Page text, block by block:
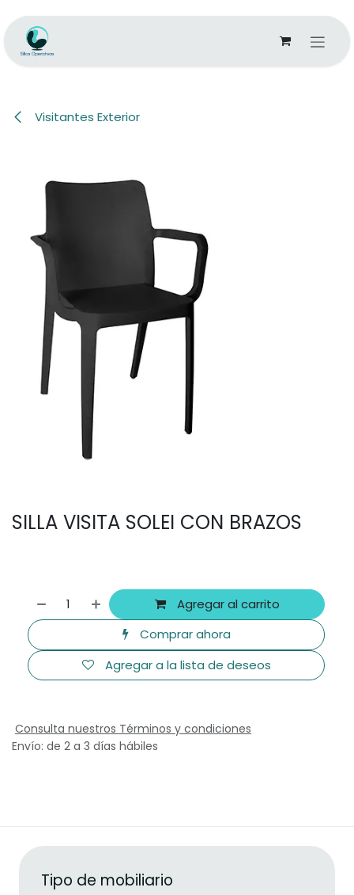
Visitantes Exterior
SILLA VISITA SOLEI CON BRAZOS
Agregar al carrito
Comprar ahora
Agregar a la lista de deseos
Consulta nuestros Términos y condiciones
Envío: de 2 a 3 días hábiles
Tipo de mobiliario